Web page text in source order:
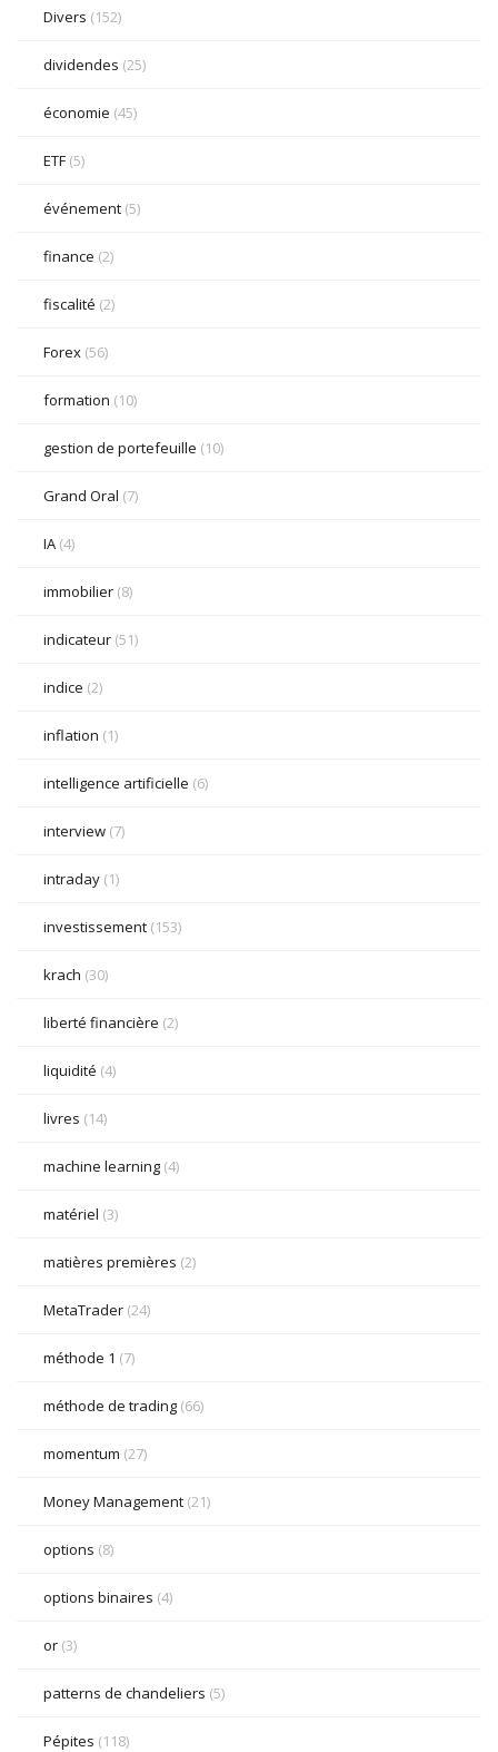
Divers (152)
dividendes (25)
économie (45)
ETF (5)
événement (5)
finance (2)
fiscalité (2)
Forex (56)
formation (10)
gestion de portefeuille (10)
Grand Oral (7)
IA (4)
immobilier (8)
indicateur (51)
indice (2)
inflation (1)
intelligence artificielle (6)
interview (7)
intraday (1)
investissement (153)
krach (30)
liberté financière (2)
liquidité (4)
livres (14)
machine learning (4)
matériel (3)
matières premières (2)
MetaTrader (24)
méthode 1 (7)
méthode de trading (66)
momentum (27)
Money Management (21)
options (8)
options binaires (4)
or (3)
patterns de chandeliers (5)
Pépites (118)